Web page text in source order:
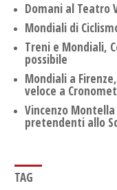
Domani al Teatro
Mondiali di
Treni e Mondiali,
possibile
Mondiali a
veloce a
Vincenzo
pretendenti allo
TAG